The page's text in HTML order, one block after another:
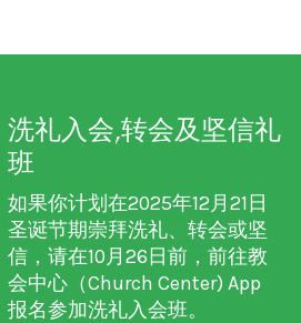
洗礼入会,转会及坚信礼
班
如果你计划在2025年12月21日
圣诞节期崇拜洗礼、转会或坚
信，请在10月26日前，前往教
会中心（Church Center) App
报名参加洗礼入会班。